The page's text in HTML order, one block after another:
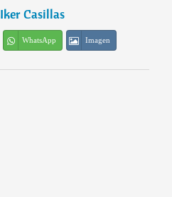
Iker Casillas
WhatsApp Imagen